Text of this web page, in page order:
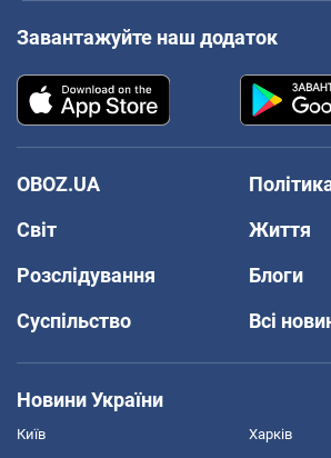
Завантажуйте наш додаток
OBOZ.UA
Світ
Життя
Розслідування
Блоги
Суспільство
Всі
Новини України
Київ Харків